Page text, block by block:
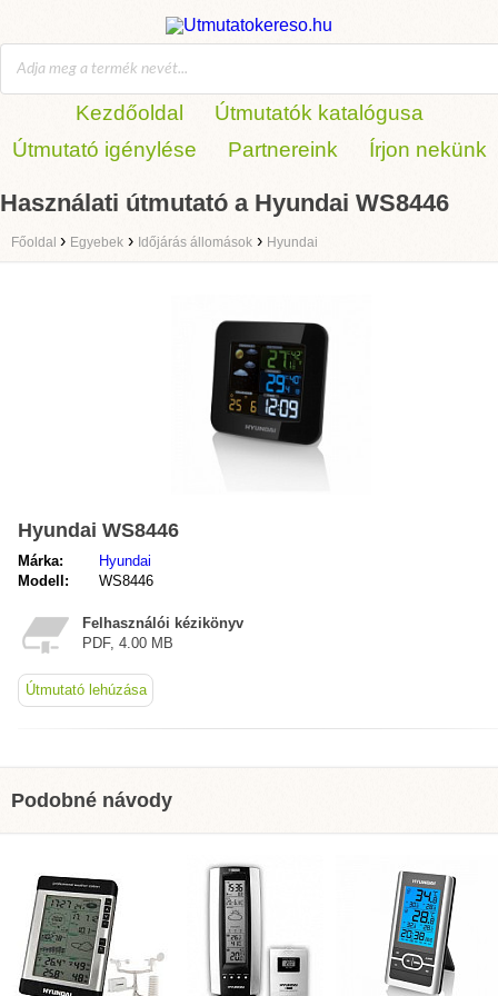
Kezdőoldal
Útmutatók katalógusa
Útmutató igénylése
Partnereink Írjon nekünk
Használati útmutató a Hyundai WS8446
Főoldal › Egyebek › Időjárás állomások › Hyundai
Hyundai WS8446
Márka:
Hyundai
Modell:
WS8446
Felhasználói kézikönyv
PDF, 4.00 MB
Útmutató lehúzása
Podobné návody